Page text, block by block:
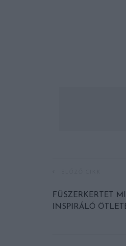
FŰSZERKERTET
INSPIRÁLÓ